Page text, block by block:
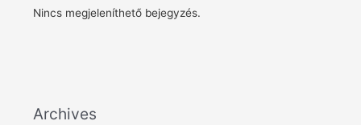
Nincs megjeleníthető bejegyzés.
Archives